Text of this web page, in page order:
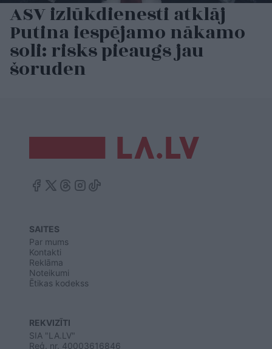
ASV izlūkdienesti atklāj
Putina iespējamo nākamo
soli: risks pieaugs jau
šoruden
SAITES
Par mums
Kontakti
Reklāma
Noteikumi
Ētikas kodekss
REKVIZĪTI
SIA "LA.LV"
Reģ. nr. 40003616846